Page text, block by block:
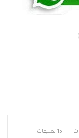
15 تعليقات